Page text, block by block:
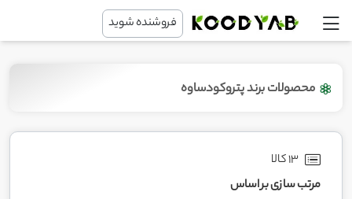
فروشنده شوید
محصولات برند پتروکودساوه
13 کالا
مرتب سازی بر اساس